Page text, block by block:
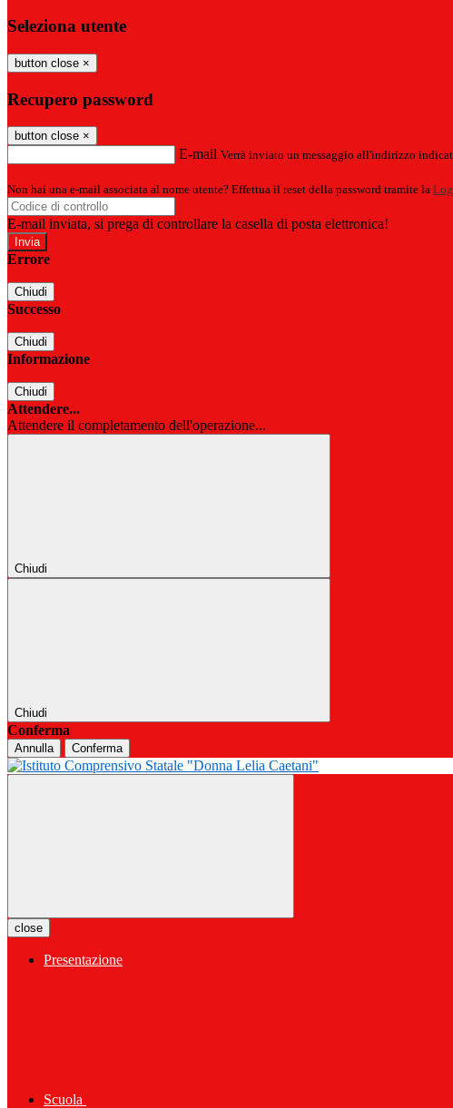
Seleziona utente
button close ×
Recupero password
button close ×
E-mail Verrà inviato un messaggio all'indirizzo
Non hai una e-mail associata al nome utente? Effettua il reset della password tramite la
E-mail inviata, si prega di controllare la casella di posta elettronica!
Errore
Chiudi
Successo
Chiudi
Informazione
Chiudi
Attendere...
Attendere il completamento dell'operazione...
Chiudi
Chiudi
Conferma
Annulla Conferma
close
Presentazione
Scuola